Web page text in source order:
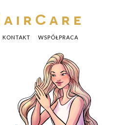
KONTAKT WSPÓŁPRACA